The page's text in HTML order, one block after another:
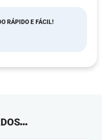
RÁPIDO E FÁCIL!